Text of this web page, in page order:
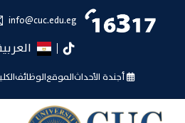
info@cuc.edu.eg
تيك توكاختر
أجندة الأحداثالموقعالوظائف
أهداء من السيد المهندس